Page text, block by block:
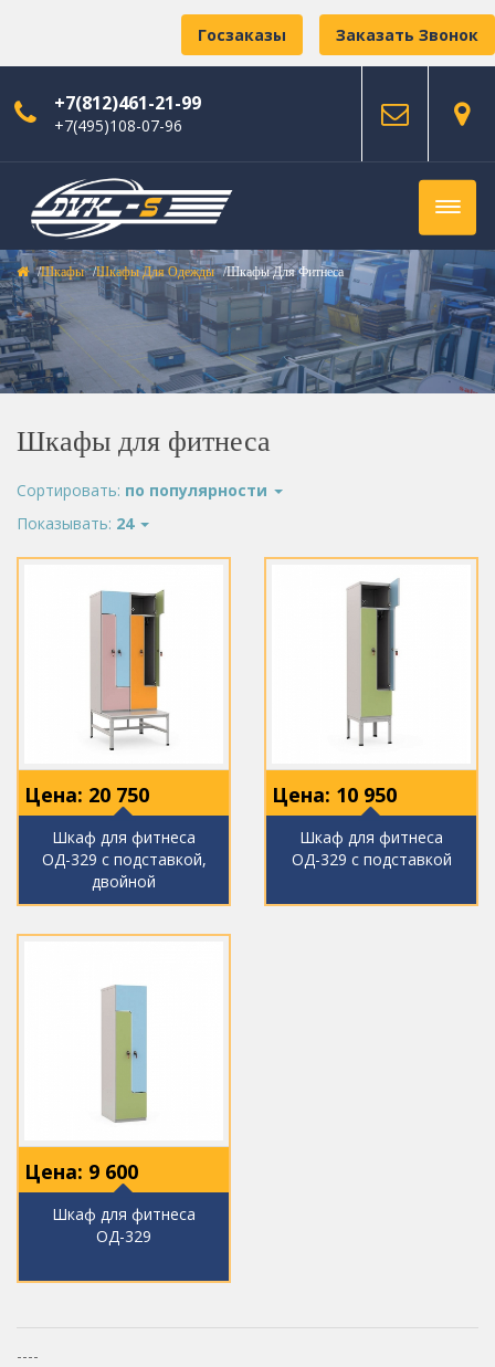
Заказать Звонок
Госзаказы
+7(812)461-21-99
+7(495)108-07-96
Шкафы Шкафы Для Одежды Шкафы Для Фитнеса
Шкафы для фитнеса
Сортировать: по популярности
Показывать: 24
Цена: 20 750
Шкаф для фитнеса
ОД-329 с подставкой,
двойной
Цена: 10 950
Шкаф для фитнеса
ОД-329 с подставкой
Цена: 9 600
Шкаф для фитнеса
ОД-329
----